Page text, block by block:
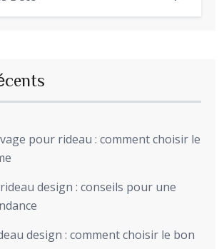
pour rideau : comment choisir le
design : conseils pour une
design : comment choisir le bon